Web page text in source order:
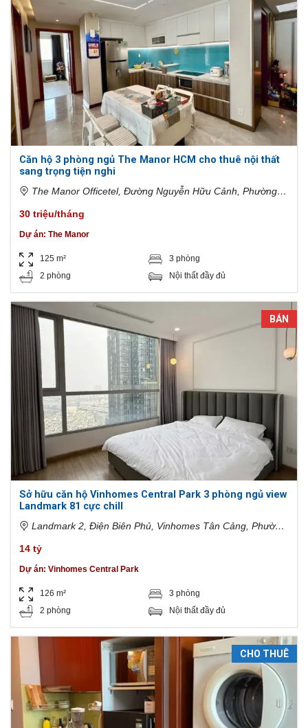
Căn hộ 3 phòng ngủ The Manor HCM cho thuê nội thất
sang trọng tiện nghi
The Manor Officetel, Đường Nguyễn Hữu Cảnh, Phường
30 triệu/tháng
Dự án: The Manor
125 m²
3 phòng
2 phòng
Nội thất đầy đủ
BÁN
Sở hữu căn hộ Vinhomes Central Park 3 phòng ngủ view
Landmark 81 cực chill
Landmark 2, Điện Biên Phủ, Vinhomes Tân Cảng, Phường
14 tỷ
Dự án: Vinhomes Central Park
126 m²
3 phòng
2 phòng
Nội thất đầy đủ
CHO THUÊ